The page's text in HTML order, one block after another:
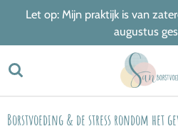
naar
de
Let op: Mijn praktijk is van
augustus
Borstvoeding & de stress rondom het